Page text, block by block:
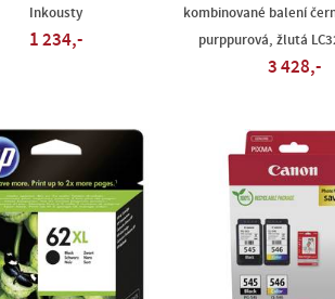
Inkousty
1 234,-
kombinované balení
purppurová, žlutá
3 428,-